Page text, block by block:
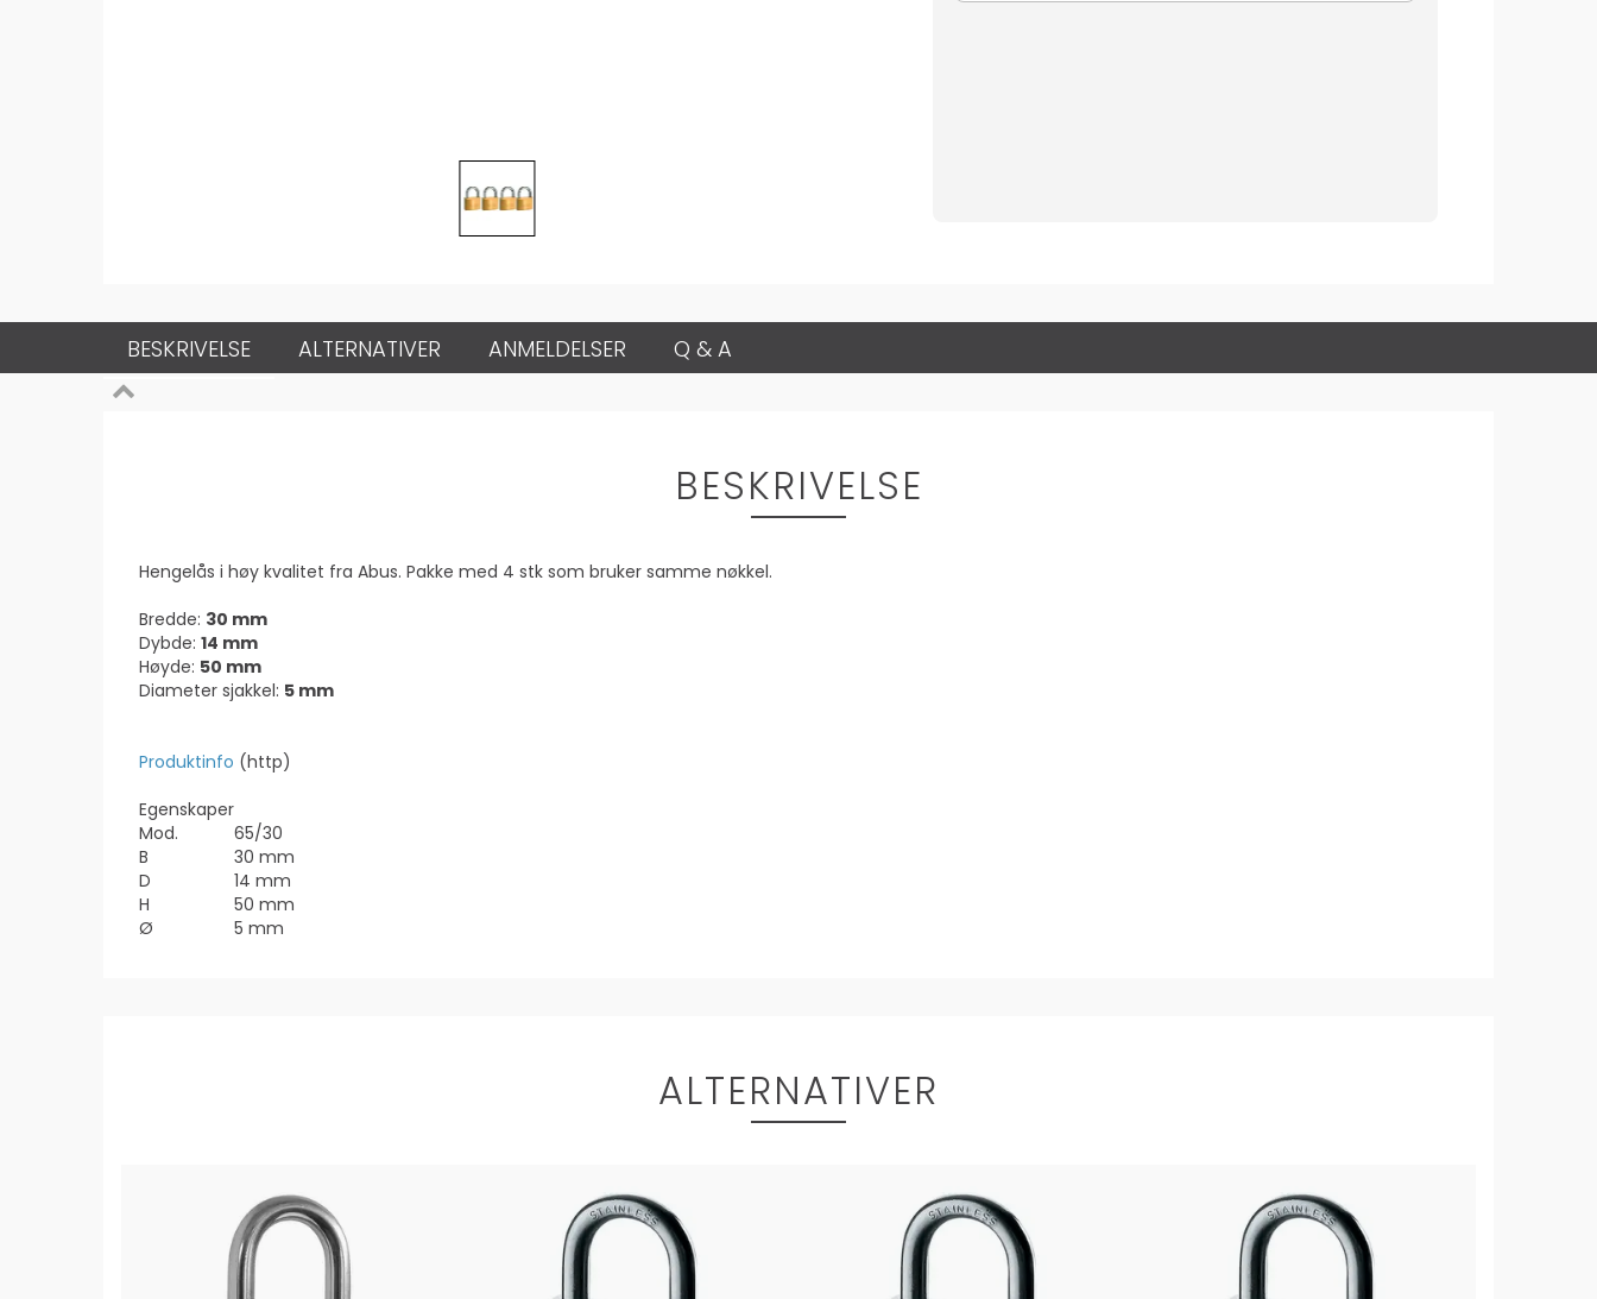
BESKRIVELSE ALTERNATIVER ANMELDELSER Q & A
BESKRIVELSE
Hengelås i høy kvalitet fra Abus. Pakke med 4 stk som bruker samme nøkkel.
Bredde: 30 mm
Dybde: 14 mm
Høyde: 50 mm
Diameter sjakkel: 5 mm
Produktinfo (http)
Egenskaper
Mod.
65/30
B
30 mm
D
14 mm
H
50 mm
Ø
5 mm
ALTERNATIVER